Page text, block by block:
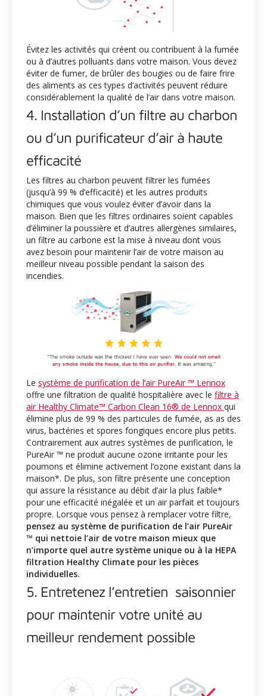
Évitez les activités qui créent ou contribuent à la fumée
ou à d’autres polluants dans votre maison. Vous devez
éviter de fumer, de brûler des bougies ou de faire frire
des aliments as ces types d’activités peuvent réduire
considérablement la qualité de l’air dans votre maison.
4. Installation d’un filtre au charbon
ou d’un purificateur d’air à haute
efficacité
Les filtres au charbon peuvent filtrer les fumées
(jusqu’à 99 % d’efficacité) et les autres produits
chimiques que vous voulez éviter d’avoir dans la
maison. Bien que les filtres ordinaires soient capables
d’éliminer la poussière et d’autres allergènes similaires,
un filtre au carbone est la mise à niveau dont vous
avez besoin pour maintenir l’air de votre maison au
meilleur niveau possible pendant la saison des
incendies.
Le système de purification de l’air PureAir ™ Lennox
offre une filtration de qualité hospitalière avec le filtre à
air Healthy Climate™ Carbon Clean 16® de Lennox qui
élimine plus de 99 % des particules de fumée, as as des
virus, bactéries et spores fongiques encore plus petits.
Contrairement aux autres systèmes de purification, le
PureAir ™ ne produit aucune ozone irritante pour les
poumons et élimine activement l’ozone existant dans la
maison*. De plus, son filtre présente une conception
qui assure la résistance au débit d’air la plus faible*
pour une efficacité inégalée et un air parfait et toujours
propre. Lorsque vous pensez à remplacer votre filtre,
pensez au système de purification de l’air PureAir
™ qui nettoie l’air de votre maison mieux que
n’importe quel autre système unique ou à la HEPA
filtration Healthy Climate pour les pièces
individuelles.
5. Entretenez l’entretien saisonnier
pour maintenir votre unité au
meilleur rendement possible